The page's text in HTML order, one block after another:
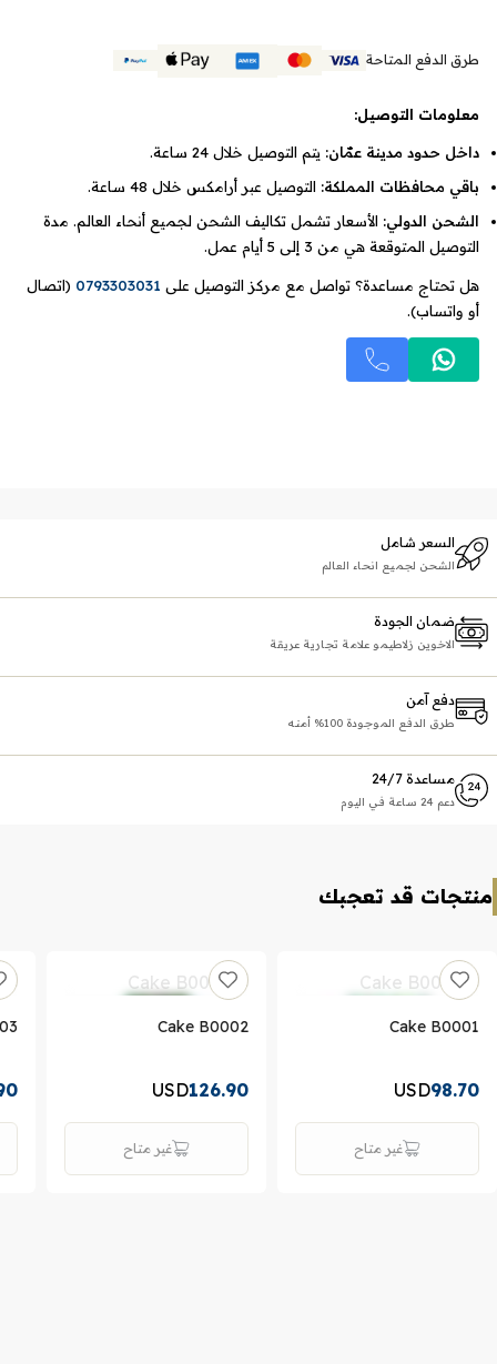
طرق الدفع المتاحة
معلومات التوصيل:
داخل حدود مدينة عمّان: يتم التوصيل خلال 24 ساعة.
باقي محافظات المملكة: التوصيل عبر أرامكس خلال 48 ساعة.
الشحن الدولي: الأسعار تشمل تكاليف الشحن لجميع أنحاء العالم. مدة
التوصيل المتوقعة هي من 3 إلى 5 أيام عمل.
هل تحتاج مساعدة؟ تواصل مع مركز التوصيل على 0793303031 (اتصال
أو واتساب).
السعر شامل
الشحن لجميع انحاء العالم
ضمان الجودة
الاخوين زلاطيمو علامة تجارية عريقة
دفع آمن
طرق الدفع الموجودة 100% أمنه
مساعدة 24/7
دعم 24 ساعة في اليوم
منتجات قد تعجبك
Cake B0001
98.70
USD
غير متاح
Cake B0002
126.90
USD
غير متاح